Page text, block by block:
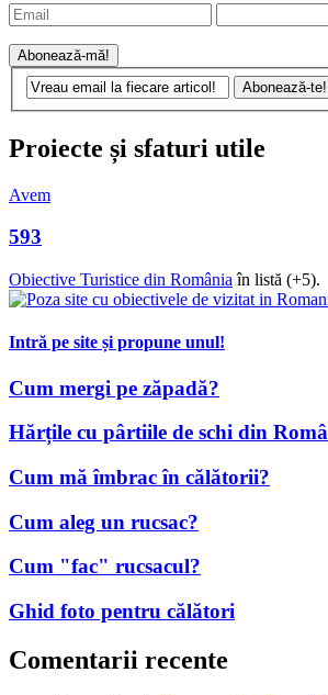
Proiecte și sfaturi utile
Avem
593
Obiective Turistice din România în listă (+5).
Intră pe site și propune unul!
Cum mergi pe zăpadă?
Hărțile cu pârtiile de schi din
Cum mă îmbrac în călătorii?
Cum aleg un rucsac?
Cum "fac" rucsacul?
Ghid foto pentru călători
Comentarii recente